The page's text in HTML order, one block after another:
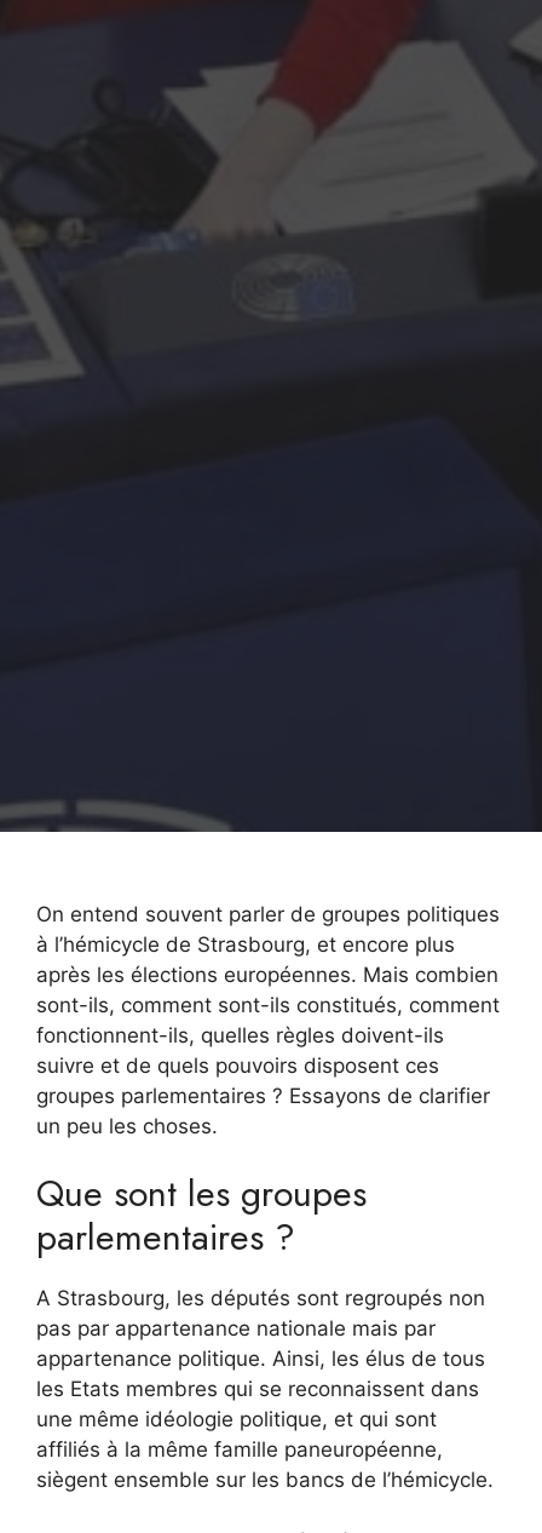
On entend souvent parler de groupes politiques
à l’hémicycle de Strasbourg, et encore plus
après les élections européennes. Mais combien
sont-ils, comment sont-ils constitués, comment
fonctionnent-ils, quelles règles doivent-ils
suivre et de quels pouvoirs disposent ces
groupes parlementaires ? Essayons de clarifier
un peu les choses.
Que sont les groupes
parlementaires ?
A Strasbourg, les députés sont regroupés non
pas par appartenance nationale mais par
appartenance politique. Ainsi, les élus de tous
les Etats membres qui se reconnaissent dans
une même idéologie politique, et qui sont
affiliés à la même famille paneuropéenne,
siègent ensemble sur les bancs de l’hémicycle.